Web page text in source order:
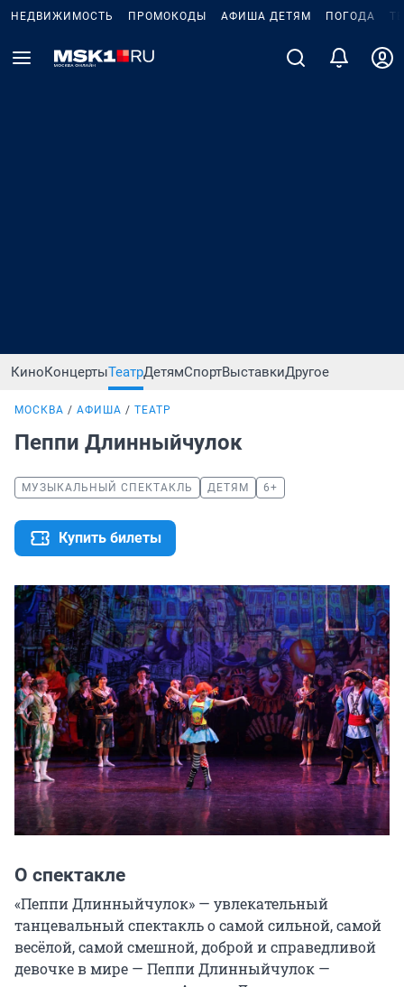
НЕДВИЖИМОСТЬ ПРОМОКОДЫ АФИША ДЕТЯМ ПОГОДА
КиноКонцертыТеатрДетямСпортВыставкиДругое
МОСКВА АФИША ТЕАТР
Пеппи Длинныйчулок
МУЗЫКАЛЬНЫЙ СПЕКТАКЛЬ ДЕТЯМ 6+
Купить билеты
О спектакле
«Пеппи Длинныйчулок» — увлекательный
танцевальный спектакль о самой сильной, самой
весёлой, самой смешной, доброй и справедливой
девочке в мире — Пеппи Длинныйчулок —